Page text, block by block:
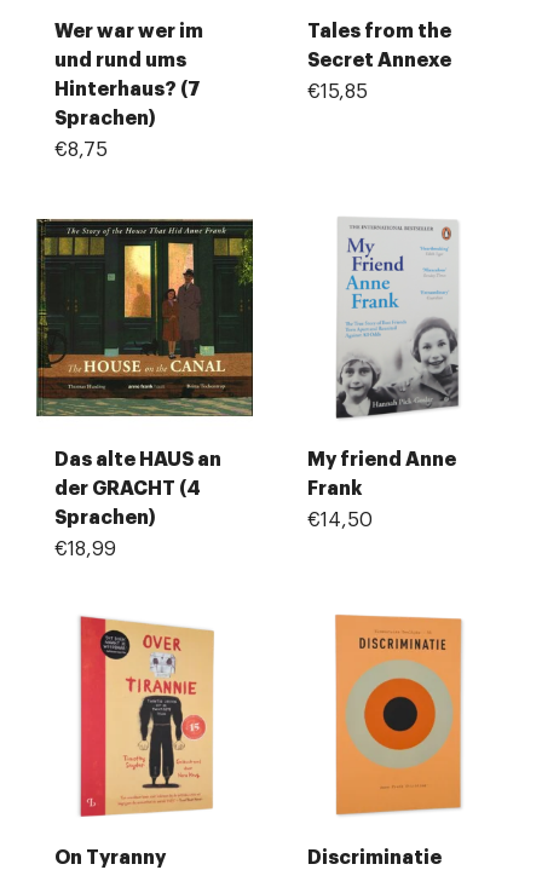
Wer war wer im
und rund ums
Hinterhaus? (7
Sprachen)
€8,75
Tales from the
Secret Annexe
€15,85
Das alte HAUS an
der GRACHT (4
Sprachen)
€18,99
My friend Anne
Frank
€14,50
On Tyranny
Discriminatie